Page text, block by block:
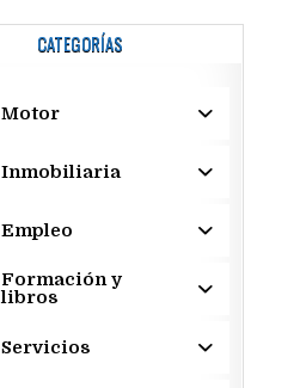
CATEGORÍAS
Motor
Inmobiliaria
Empleo
Formación y
libros
Servicios